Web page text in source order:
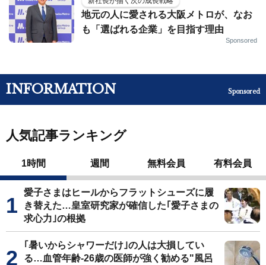
地元の人に愛される大阪メトロが、なお
も「選ばれる企業」を目指す理由
Sponsored
INFORMATION Sponsored
人気記事ランキング
1時間 週間 無料会員 有料会員
愛子さまはヒールからフラットシューズに履
き替えた…皇室研究家が確信した｢愛子さまの
求心力｣の根拠
｢暑いからシャワーだけ｣の人は大損してい
る…血管年齢-26歳の医師が強く勧める"風呂